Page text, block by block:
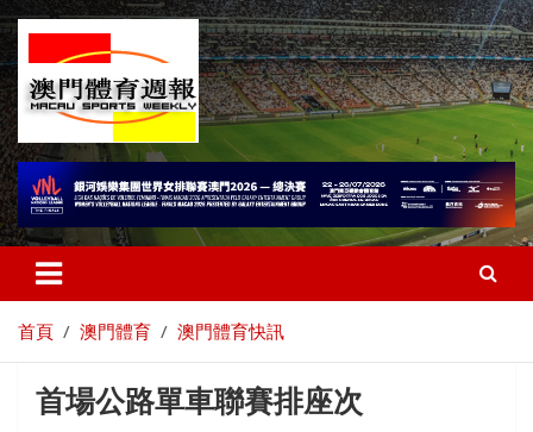
首頁 澳門體育 澳門體育快訊
首場公路單車聯賽排座次